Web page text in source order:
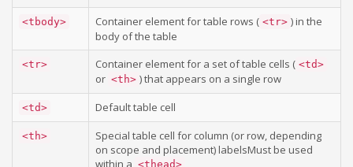
<tbody> Container element for table rows ( <tr> ) in the
body of the table
<tr> Container element for a set of table cells ( <td>
or <th> ) that appears on a single row
<td> Default table cell
<th>
Special table cell for column (or row, depending
on scope and placement) labelsMust be used
within a <thead>